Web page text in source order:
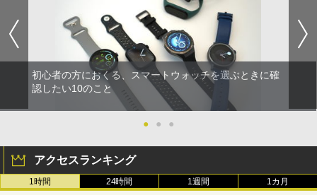
初心者の方におくる、スマートウォッチを選ぶときに確
認したい10のこと
● ● ●
アクセスランキング
1時間 24時間 1週間 1カ月